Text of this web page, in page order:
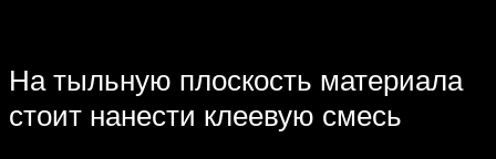
На тыльную плоскость материала
стоит нанести клеевую смесь